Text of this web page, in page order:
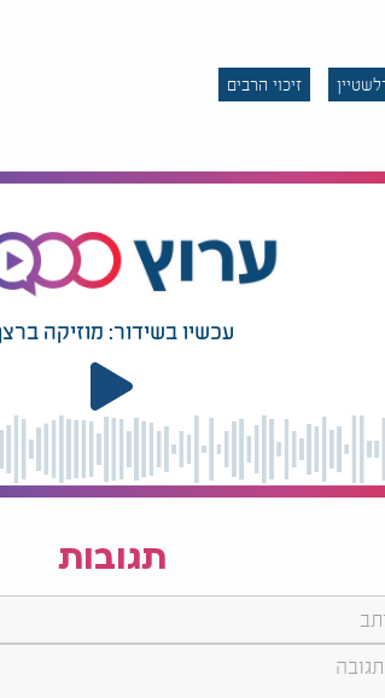
מסר
הרב עזרא שקלים חושף:
שעשה מצווה נדירה?
המהווים את הלב הפועם של הפצת
רבים,
לזכות במניה רוחנית שצוברת בכל יום
הרב הגאון שליט"א מהווים קריאה לכל
האדיר של ערוץ 2000, ולהיות שותפים בזכות
לקבל לביתו שטר שותפות, קמע
על פי כתבי הקודש.שמות המשקיעים
אישית תיערך עבורם על ידי גדולי
זיכוי הרבים
עכשיו בשידור: מוזיקה
תגובות